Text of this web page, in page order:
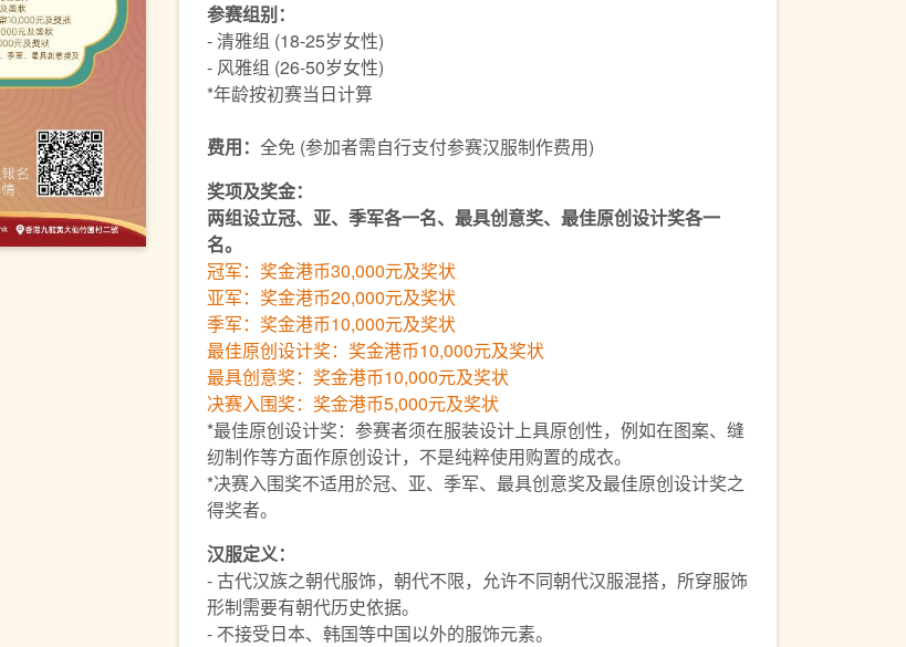
参赛组别：
- 清雅组 (18-25岁女性)
- 风雅组 (26-50岁女性)
*年龄按初赛当日计算
费用： 全免 (参加者需自行支付参赛汉服制作费用)
奖项及奖金：
两组设立冠、亚、季军各一名、最具创意奖、最佳原创设计奖各一
名。
冠军：奖金港币30,000元及奖状
亚军：奖金港币20,000元及奖状
季军：奖金港币10,000元及奖状
最佳原创设计奖：奖金港币10,000元及奖状
最具创意奖：奖金港币10,000元及奖状
决赛入围奖：奖金港币5,000元及奖状
*最佳原创设计奖：参赛者须在服装设计上具原创性，例如在图案、缝
纫制作等方面作原创设计，不是纯粹使用购置的成衣。
*决赛入围奖不适用於冠、亚、季军、最具创意奖及最佳原创设计奖之
得奖者。
汉服定义：
- 古代汉族之朝代服饰，朝代不限，允许不同朝代汉服混搭，所穿服饰
形制需要有朝代历史依据。
- 不接受日本、韩国等中国以外的服饰元素。